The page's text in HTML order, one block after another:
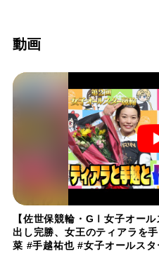
動画
【佐世保競輪・GⅠ女子オー
出し完勝、女王のティアラを
菜 #手越祐也 #女子オールスタ